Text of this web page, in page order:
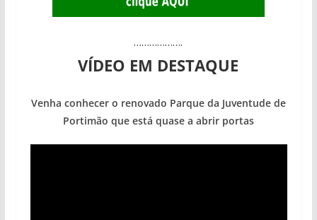
……………….
VÍDEO EM DESTAQUE
Venha conhecer o renovado Parque da Juventude de
Portimão que está quase a abrir portas